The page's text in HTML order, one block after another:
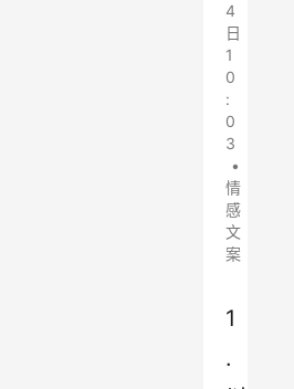
4
日
1
0
:
0
3
•
情
感
文
案
1
.